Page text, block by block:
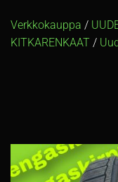
Verkkokauppa /
KITKARENKAAT /